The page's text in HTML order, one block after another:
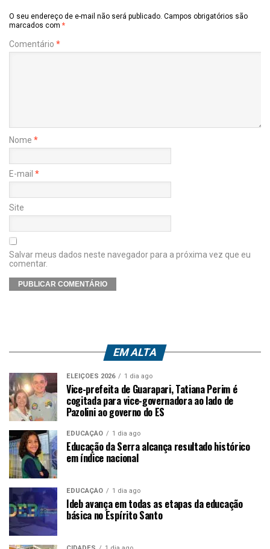
O seu endereço de e-mail não será publicado. Campos obrigatórios são
marcados com *
Comentário *
Nome *
E-mail *
Site
Salvar meus dados neste navegador para a próxima vez que eu
comentar.
EM ALTA
ELEIÇÕES 2026 1 dia ago
Vice-prefeita de Guarapari, Tatiana Perim é
cogitada para vice-governadora ao lado de
Pazolini ao governo do ES
EDUCAÇÃO 1 dia ago
Educação da Serra alcança resultado histórico
em índice nacional
EDUCAÇÃO 1 dia ago
Ideb avança em todas as etapas da educação
básica no Espírito Santo